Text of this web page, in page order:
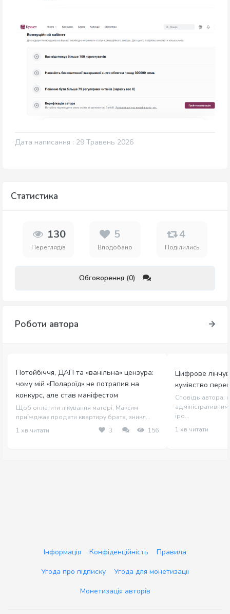
Дата написання : 29 Травень 2026
Статистика
130
Переглядів
5
Вподобано
4
Поділились
Обговорення (0)
Роботи автора
Потойбіччя, ДАП та «ванільна» цензура:
чому мій «Полароїд» не потрапив на
конкурс, але став маніфестом
Щоб оплатити лікування матері, Максим
приїжджає продати квартиру брата, зникл...
1 хв читати
3 156
Цифрове
кумівство
Сповідь автора,
іро...
1 хв читати
Інформація Конфіденційність
Правила
Угода про підписку
Угода для монетизації
Монетизація авторів